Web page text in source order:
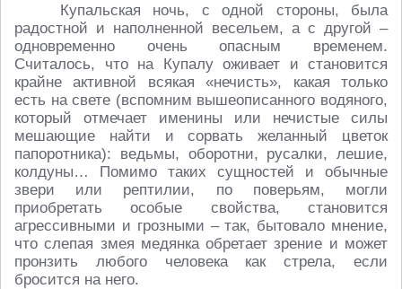
Купальская ночь, с одной стороны, была
радостной и наполненной весельем, а с другой –
одновременно очень опасным временем.
Считалось, что на Купалу оживает и становится
крайне активной всякая «нечисть», какая только
есть на свете (вспомним вышеописанного водяного,
который отмечает именины или нечистые силы
мешающие найти и сорвать желанный цветок
папоротника): ведьмы, оборотни, русалки, лешие,
колдуны… Помимо таких сущностей и обычные
звери или рептилии, по поверьям, могли
приобретать особые свойства, становится
агрессивными и грозными – так, бытовало мнение,
что слепая змея медянка обретает зрение и может
пронзить любого человека как стрела, если
бросится на него.